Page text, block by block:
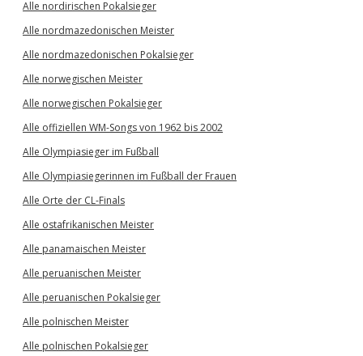
Alle nordirischen Pokalsieger
Alle nordmazedonischen Meister
Alle nordmazedonischen Pokalsieger
Alle norwegischen Meister
Alle norwegischen Pokalsieger
Alle offiziellen WM-Songs von 1962 bis 2002
Alle Olympiasieger im Fußball
Alle Olympiasiegerinnen im Fußball der Frauen
Alle Orte der CL-Finals
Alle ostafrikanischen Meister
Alle panamaischen Meister
Alle peruanischen Meister
Alle peruanischen Pokalsieger
Alle polnischen Meister
Alle polnischen Pokalsieger